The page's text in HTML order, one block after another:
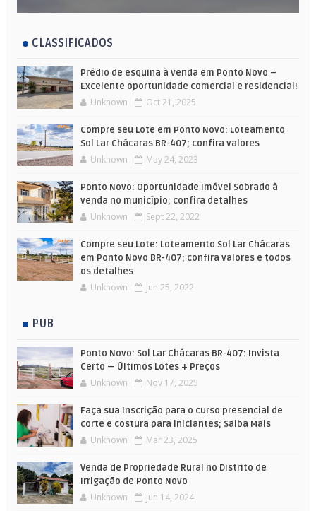
CLASSIFICADOS
Prédio de esquina à venda em Ponto Novo –
Excelente oportunidade comercial e residencial!
Unknown Oct 21, 2025
Compre seu Lote em Ponto Novo: Loteamento
Sol Lar Chácaras BR-407; confira valores
Unknown May 24, 2023
Ponto Novo: Oportunidade Imóvel Sobrado à
venda no município; confira detalhes
Unknown Sept 22, 2022
Compre seu Lote: Loteamento Sol Lar Chácaras
em Ponto Novo BR-407; confira valores e todos
os detalhes
Unknown Jun 25, 2022
PUB
Ponto Novo: Sol Lar Chácaras BR-407: Invista
Certo — Últimos Lotes + Preços
Unknown Nov 17, 2025
Faça sua Inscrição para o curso presencial de
corte e costura para iniciantes; Saiba Mais
Unknown Mar 23, 2025
Venda de Propriedade Rural no Distrito de
Irrigação de Ponto Novo
Unknown Jun 14, 2024